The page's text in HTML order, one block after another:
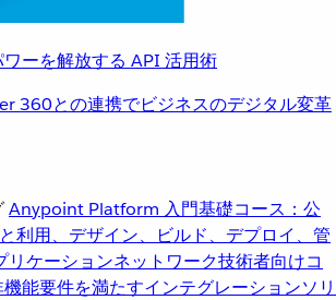
ーを解放する API 活用術
360との連携でビジネスのデジタル変革
Anypoint Platform 入門基礎コース：公
利用、デザイン、ビルド、デプロイ、管
リケーションネットワーク技術者向けコ
能要件を満たすインテグレーションソリ